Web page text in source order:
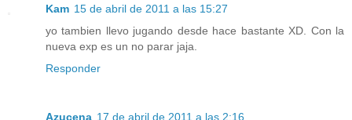
Kam 15 de abril de 2011 a las 15:27
yo tambien llevo jugando desde hace bastante XD. Con la
nueva exp es un no parar jaja.
Responder
Azucena 17 de abril de 2011 a las 2:16